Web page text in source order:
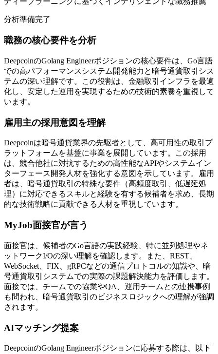
分析準備完了
職務の核心要件を分析
DeepcoinのGolang Engineerポジションの核心要件は、Go言語
での高パフォーマンスシステム開発能力と暗号通貨取引シス
テムの深い理解です。この役割は、金融取引インフラを最適
化し、安定した運用を実現するための技術的素養を重視して
います。
雇用主の採用意図を理解
Deepcoinは暗号通貨業界の先駆者として、高可用性の取引プ
ラットフォームを基盤に事業を展開しています。この採用
は、競合他社に対抗するための高性能なAPIやシステムイン
ターフェース開発人材を強化する意図を示しています。雇用
者は、暗号通貨取引の特殊な要件（高頻度取引、低遅延処
理）に対応できるスキルと経験を有する候補者を求め、長期
的な技術戦略に貢献できる人材を重視しています。
MyJob面接官が言う
面接官は、候補者のGo言語の実践経験、特に並列処理やネ
ットワークI/Oの深い理解を確認します。また、REST、
WebSocket、FIX、gRPCなどの通信プロトコルの知識や、暗
号通貨取引システムでの実際の課題解決能力を評価します。
面接では、チームでの協業やQA、運用チームとの連携事例
も問われ、暗号通貨取引のビジネスロジックへの理解が強調
されます。
AIマッチング提案
DeepcoinのGolang Engineerポジションに応募する際は、以下